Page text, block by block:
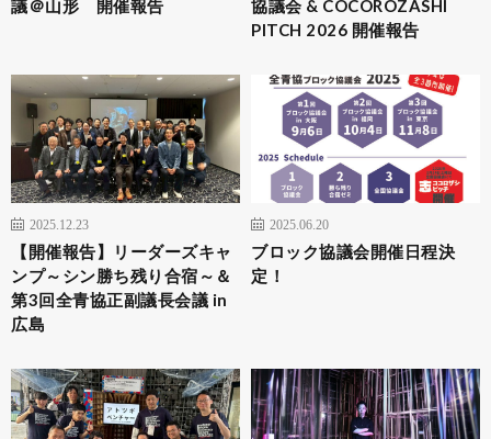
議＠山形 開催報告
協議会 & COCOROZASHI
PITCH 2026 開催報告
2025.12.23
【開催報告】リーダーズキャ
ンプ～シン勝ち残り合宿～＆
第3回全青協正副議長会議 in
広島
2025.06.20
ブロック協議会開催日程決
定！